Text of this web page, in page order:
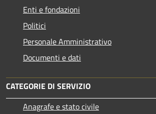
Enti e fondazioni
Politici
Personale Amministrativo
Documenti e dati
CATEGORIE DI SERVIZIO
Anagrafe e stato civile